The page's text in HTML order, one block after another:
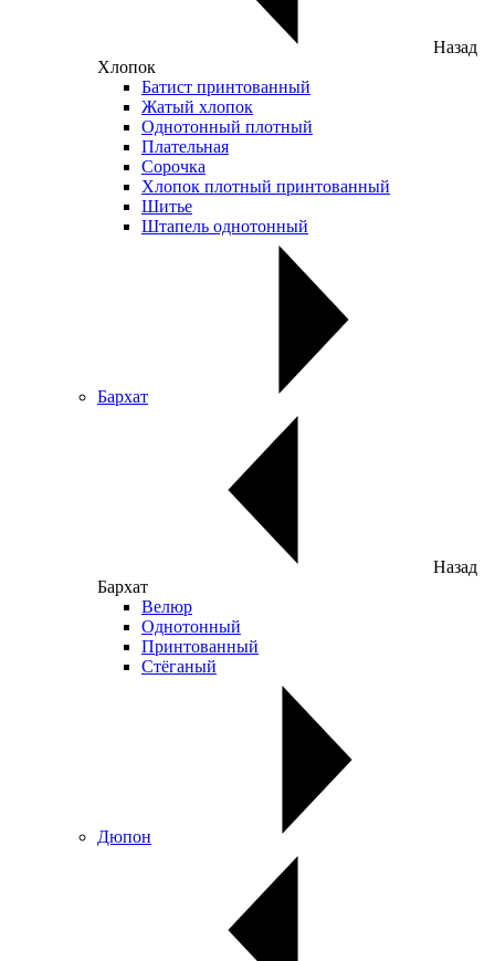
Назад
Хлопок
Батист принтованный
Жатый хлопок
Однотонный плотный
Плательная
Сорочка
Хлопок плотный принтованный
Шитье
Штапель однотонный
Бархат
Назад
Бархат
Велюр
Однотонный
Принтованный
Стёганый
Дюпон